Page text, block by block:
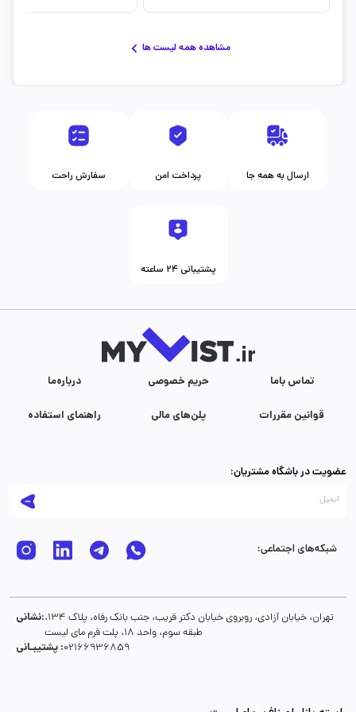
مشاهده همه لیست ها
سفارش راحت پرداخت امن ارسال به همه جا
پشتیبانی ۲۴ ساعته
درباره‌ما حریم خصوصی تماس با‌ما
راهنمای استفاده پلن‌های مالی قوانین مقررات
عضویت در باشگاه مشتریان:
شبکه‌های اجتماعی:
نشانی:تهران، خیابان آزادی، روبروی خیابان دکتر قریب، جنب بانک رفاه، پلاک 134،
طبقه سوم، واحد 18، پلت فرم مای لیست
پشتیبـانی :02166936859